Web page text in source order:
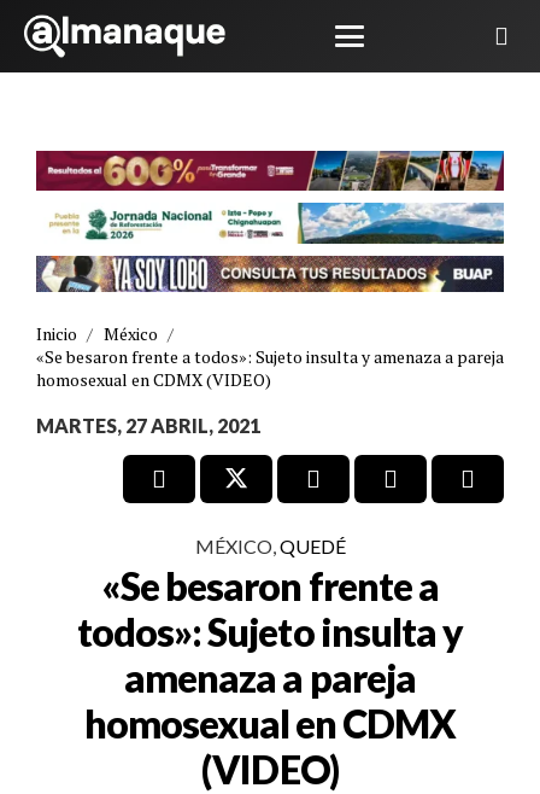
Inicio / México /
«Se besaron frente a todos»: Sujeto insulta y amenaza a pareja
homosexual en CDMX (VIDEO)
MARTES, 27 ABRIL, 2021
MÉXICO,QUEDÉ
«Se besaron frente a
todos»: Sujeto insulta y
amenaza a pareja
homosexual en CDMX
(VIDEO)